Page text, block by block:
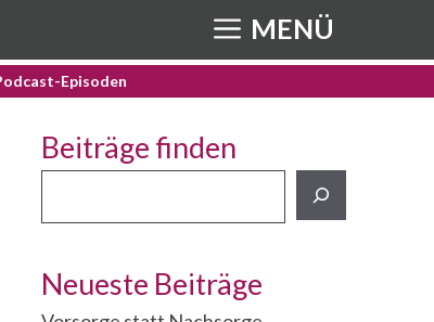
MENÜ
Episoden
Beiträge finden
Neueste Beiträge